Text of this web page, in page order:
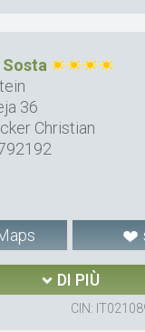
36
Christian
DI PIÙ
CIN: